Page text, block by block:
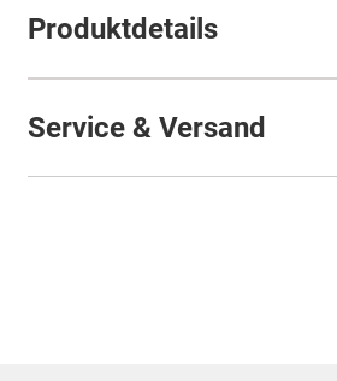
Produktdetails
Service & Versand